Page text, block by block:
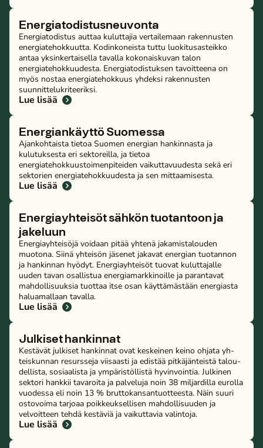
Energiatodistusneuvonta
Energiatodistus auttaa kuluttajia vertailemaan rakennusten
energiatehokkuutta. Kodinkoneista tuttu luokitusasteikko
antaa yksinkertaisella tavalla kokonaiskuvan talon
energiatehokkuudesta. Energiatodistuksen tavoitteena on
myös nostaa energiatehokkuus yhdeksi rakennusten
suunnittelukriteeriksi.
Lue lisää
Energiankäyttö Suomessa
Ajankohtaista tietoa Suomen energian hankinnasta ja
kulutuksesta eri sektoreilla, ja tietoa
energiatehokkuustoimenpiteiden vaikuttavuudesta sekä eri
sektorien energiatehokkuudesta ja sen mittaamisesta.
Lue lisää
Ener­giayh­tei­söt sähkön tuotantoon ja
jakeluun
Ener­giayh­tei­sö­jä voidaan pitää yhtenä ja­ka­mis­ta­lou­den
muotona. Siinä yhteisön jäsenet jakavat energian tuotannon
ja hankinnan hyödyt. Ener­giayh­tei­söt tuovat ku­lut­ta­jal­le
uuden tavan osallistua ener­gia­mark­ki­noil­le ja parantavat
mah­dol­li­suuk­sia tuottaa itse osan käyt­tä­mäs­tään energiasta
ha­lua­mal­laan tavalla.
Lue lisää
Julkiset hankinnat
Kestävät julkiset hankinnat ovat keskeinen keino ohjata yh­
teis­kun­nan resursseja viisaasti ja edistää pit­kä­jän­teis­tä ta­lou­
del­lis­ta, sosiaalista ja ym­pä­ris­töl­lis­tä hy­vin­voin­tia. Julkinen
sektori hankkii tavaroita ja palveluja noin 38 miljardilla eurolla
vuodessa eli noin 13 % brut­to­kan­san­tuot­tees­ta. Näin suuri
ostovoima tarjoaa poik­keuk­sel­li­sen mah­dol­li­suu­den ja
velvoitteen tehdä kestäviä ja vaikuttavia valintoja.
Lue lisää